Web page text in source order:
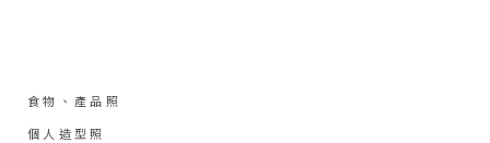
食物、產品照
個人造型照